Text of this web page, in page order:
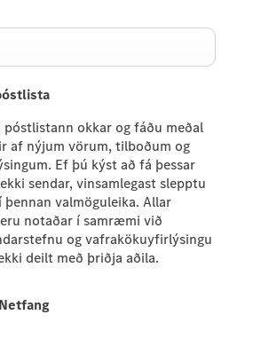
póstlistann okkar og fáðu meðal
af nýjum vörum, tilboðum og
Ef þú kýst að fá þessar
sendar, vinsamlegast slepptu
þennan valmöguleika. Allar
notaðar í samræmi við
og vafrakökuyfirlýsingu
deilt með þriðja aðila.
Netfang